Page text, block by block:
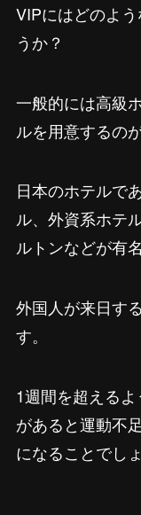
VIPにはどのよ
うか？
一般的には高級
ルを用意するの
日本のホテルで
ル、外資系ホテ
ルトンなどが有
外国人が来日す
す。
1週間を超える
があると運動不
になることでしょ